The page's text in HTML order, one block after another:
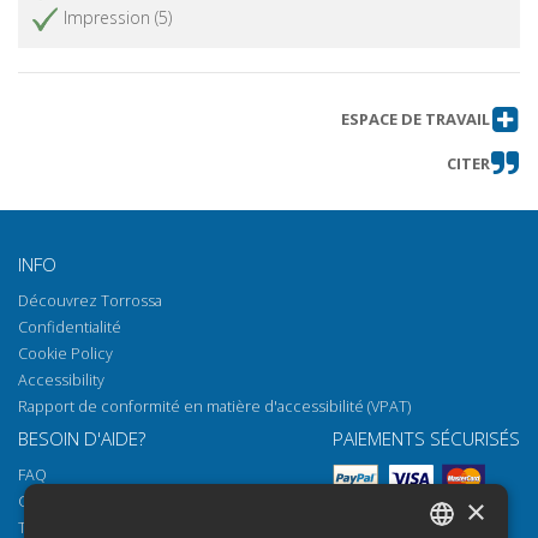
Nuove forme di ceramica a vernice
nera dagli scavi delle fognature ad
studio dei materiali
Obtenir l'article
Aquileia : revisione inventariale nel
c.d. Magazzino anfore
Et in reliquis castellis : indagini
archeologiche nei castelli della
Pedemontana
Et in reliquis castellis : il castello di
Partistagno (Attimis, UD)
Obtenir l'article
Il Castello di Ahrensperg Obtenir l'article
Obtenir l'article
Impression (5)
ESPACE DE TRAVAIL
CITER
INFO
Découvrez Torrossa
Confidentialité
Cookie Policy
Accessibility
Rapport de conformité en matière d'accessibilité (VPAT)
BESOIN D'AIDE?
FAQ
Comment ouvrir nos documents
Torrossa Reader
PAIEMENTS SÉCURISÉS
×